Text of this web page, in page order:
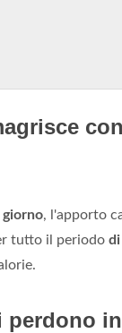
giorno, l'apporto
tutto il periodo
perdono